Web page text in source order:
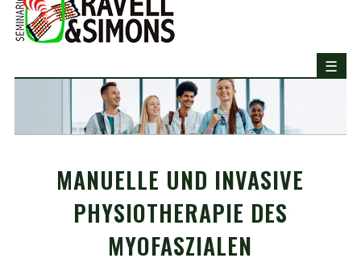
MANUELLE UND INVASIVE
PHYSIOTHERAPIE DES
MYOFASZIALEN